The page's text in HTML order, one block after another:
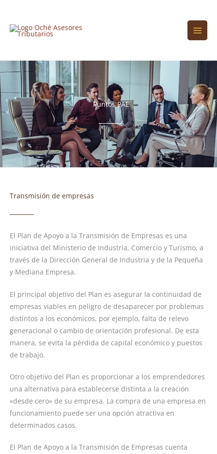
contenido
Puntos PAE
Transmisión de empresas
El Plan de Apoyo a la Transmisión de Empresas es una
iniciativa del Ministerio de Industria, Comercio y Turismo, a
través de la Dirección General de Industria y de la Pequeña
y Mediana Empresa.
El principal objetivo del Plan es asegurar la continuidad de
empresas viables en peligro de desaparecer por problemas
distintos a los económicos, por ejemplo, falta de relevo
generacional o cambio de orientación profesional. De esta
manera, se evita la pérdida de capital económico y puestos
de trabajo.
Otro objetivo del Plan es proporcionar a los emprendedores
una alternativa para establecerse distinta a la creación
«desde cero» de su empresa. La compra de una empresa en
funcionamiento puede ser una opción atractiva en
determinados casos.
El Plan de Apoyo a la Transmisión de Empresas cuenta